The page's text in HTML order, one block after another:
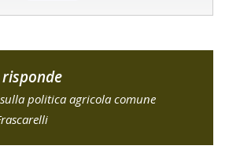
politica agricola comune